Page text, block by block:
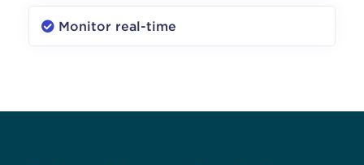
Monitor real-time